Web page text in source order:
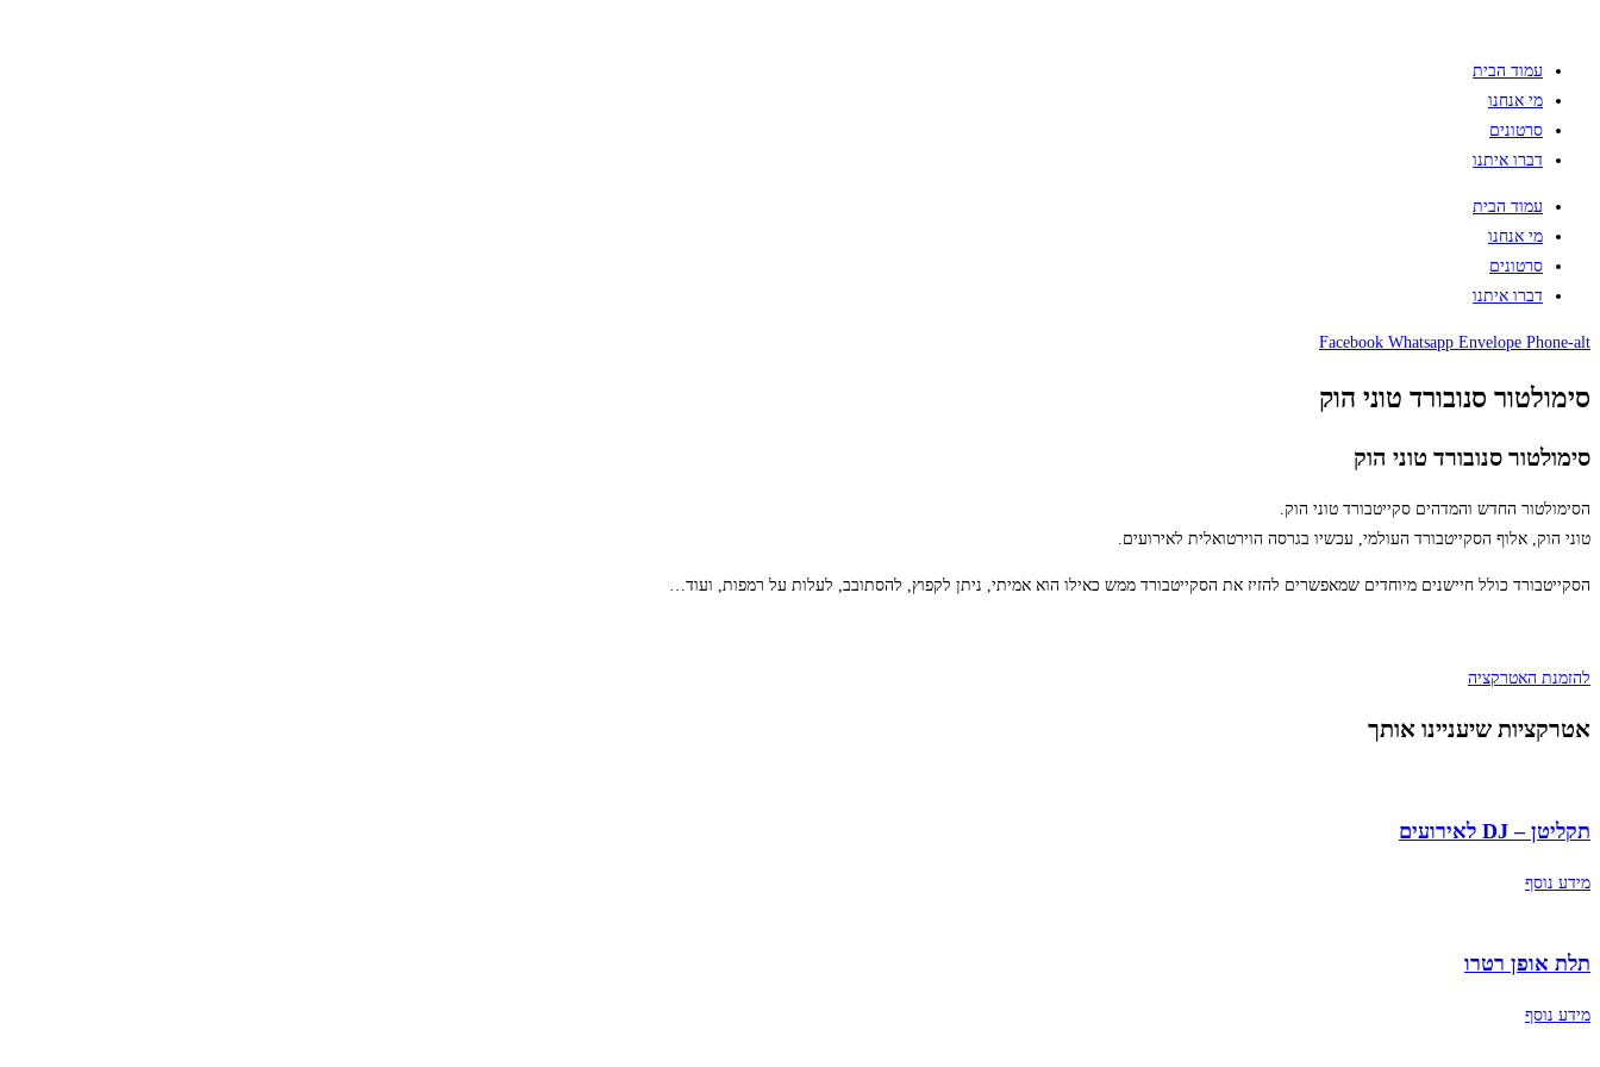
עמוד הבית
מי אנחנו
סרטונים
דברו איתנו
עמוד הבית
מי אנחנו
סרטונים
דברו איתנו
Facebook Whatsapp Envelope Phone-alt
סימולטור סנובורד טוני הוק
סימולטור סנובורד טוני הוק
הסימולטור החדש והמדהים סקייטבורד טוני הוק.
טוני הוק, אלוף הסקייטבורד העולמי, עכשיו בגרסה הוירטואלית לאירועים.
הסקייטבורד כולל חיישנים מיוחדים שמאפשרים להזיז את הסקייטבורד ממש כאילו הוא אמיתי, ניתן לקפוץ, להסתובב, לעלות על רמפות, ועוד…
להזמנת האטרקציה
אטרקציות שיעניינו אותך
תקליטן – DJ לאירועים
מידע נוסף
תלת אופן רטרו
מידע נוסף